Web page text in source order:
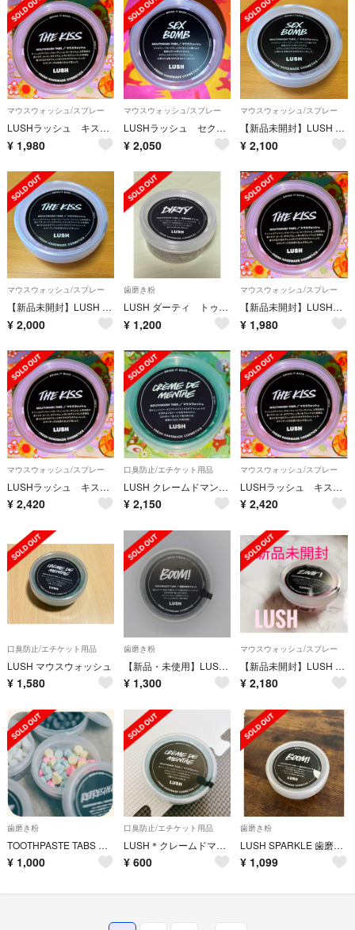
マウスウォッシュ/スプレー
LUSHラッシュ キスマウスウォッシュ1個
¥ 1,980
マウスウォッシュ/スプレー
LUSHラッシュ セクシーダイナマイト マウスウォッシュ1個
¥ 2,050
マウスウォッシュ/スプレー
【新品未開封】LUSH ラッシュ セクシー・ダイナマイト マウスウォッシュ
¥ 2,100
マウスウォッシュ/スプレー
【新品未開封】LUSH ラッシュTHE KISS マウスウォッシュタブ
¥ 2,000
歯磨き粉
LUSH ダーティ トゥースペーストタブレット
¥ 1,200
マウスウォッシュ/スプレー
【新品未開封】LUSHラッシュ キスマウスウォッシュ1個
¥ 1,980
マウスウォッシュ/スプレー
LUSHラッシュ キスマウスウォッシュ1個
¥ 2,420
口臭防止/エチケット用品
LUSH クレームドマンドマウスウォッシュ1個
¥ 2,150
マウスウォッシュ/スプレー
LUSHラッシュ キスマウスウォッシュ1個
¥ 2,420
口臭防止/エチケット用品
LUSH マウスウォッシュ
¥ 1,580
歯磨き粉
【新品・未使用】LUSH ﾗｯｼｭ ﾌﾞｰﾑ! ﾄｩｰｽﾍﾟｰｽﾄﾀﾌﾞ 50g
¥ 1,300
マウスウォッシュ/スプレー
【新品未開封】LUSH マウスウォッシュ ジング ZING! 45g 希少
¥ 2,180
歯磨き粉
TOOTHPASTE TABS 歯磨き用タブレット
¥ 1,000
口臭防止/エチケット用品
LUSH＊クレームドマント 10粒
¥ 600
歯磨き粉
LUSH SPARKLE 歯磨き用タブレット コーラ味
¥ 1,099